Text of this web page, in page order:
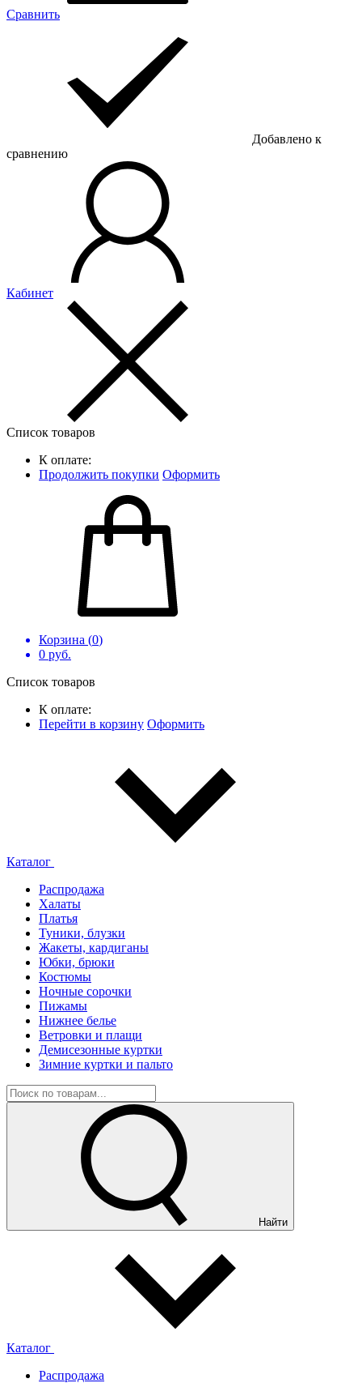
Сравнить
Добавлено к
сравнению
Кабинет
Список товаров
К оплате:
Продолжить покупки Оформить
Корзина (0)
0 руб.
Список товаров
К оплате:
Перейти в корзину Оформить
Каталог
Распродажа
Халаты
Платья
Туники, блузки
Жакеты, кардиганы
Юбки, брюки
Костюмы
Ночные сорочки
Пижамы
Нижнее белье
Ветровки и плащи
Демисезонные куртки
Зимние куртки и пальто
Найти
Каталог
Распродажа